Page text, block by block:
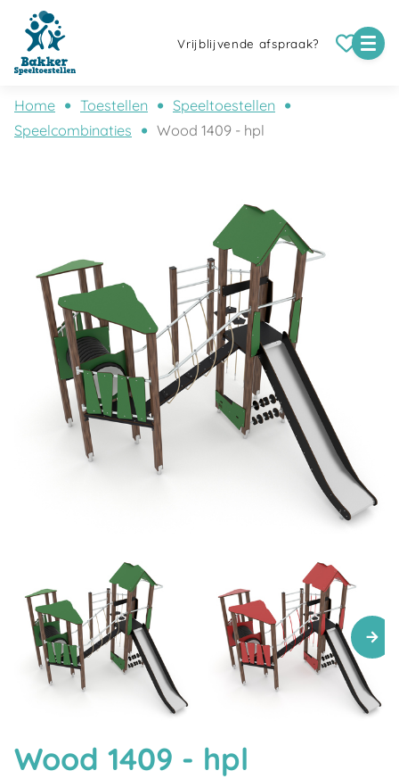
Vrijblijvende afspraak?
Home Toestellen
Speeltoestellen
Speelcombinaties
Wood 1409 - hpl
Wood 1409 - hpl